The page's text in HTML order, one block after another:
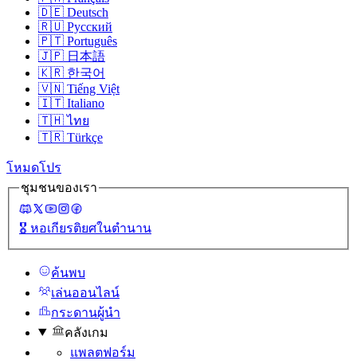
🇩🇪 Deutsch
🇷🇺 Русский
🇵🇹 Português
🇯🇵 日本語
🇰🇷 한국어
🇻🇳 Tiếng Việt
🇮🇹 Italiano
🇹🇭 ไทย
🇹🇷 Türkçe
โหมดโปร
ชุมชนของเรา
🎖️ หอเกียรติยศในตํานาน
ค้นพบ
เล่นออนไลน์
กระดานผู้นํา
คลังเกม
แพลตฟอร์ม